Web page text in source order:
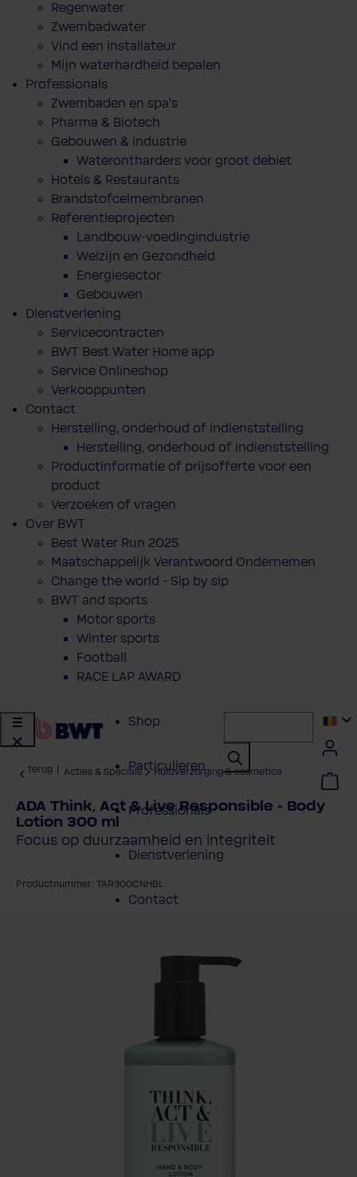
Regenwater
Zwembadwater
Vind een installateur
Mijn waterhardheid bepalen
Professionals
Zwembaden en spa's
Pharma & Biotech
Gebouwen & industrie
Waterontharders voor groot debiet
Hotels & Restaurants
Brandstofcelmembranen
Referentieprojecten
Landbouw-voedingindustrie
Welzijn en Gezondheid
Energiesector
Gebouwen
Dienstverlening
Servicecontracten
BWT Best Water Home app
Service Onlineshop
Verkooppunten
Contact
Herstelling, onderhoud of indienststelling
Herstelling, onderhoud of indienststelling
Productinformatie of prijsofferte voor een
product
Verzoeken of vragen
Over BWT
Best Water Run 2025
Maatschappelijk Verantwoord Ondernemen
Change the world - Sip by sip
BWT and sports
Motor sports
Winter sports
Football
RACE LAP AWARD
Shop
Particulieren
Professionals
Dienstverlening
Contact
terug Acties & Specials Huidverzorging & cosmetica
ADA Think, Act & Live Responsible - Body
Lotion 300 ml
Focus op duurzaamheid en integriteit
Productnummer: TAR300CNHBL